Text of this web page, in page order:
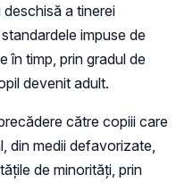
a tinerei
impuse de
în timp, prin gradul de
devenit adult.
către copiii care
din medii defavorizate,
de minorități, prin